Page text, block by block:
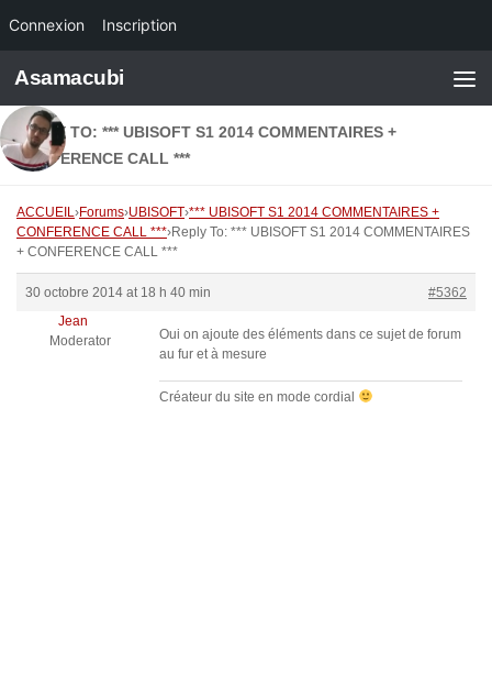
Connexion Inscription
Skip to content
Asamacubi
REPLY TO: *** UBISOFT S1 2014 COMMENTAIRES +
CONFERENCE CALL ***
ACCUEIL›Forums›UBISOFT›*** UBISOFT S1 2014 COMMENTAIRES +
CONFERENCE CALL ***›Reply To: *** UBISOFT S1 2014 COMMENTAIRES
+ CONFERENCE CALL ***
30 octobre 2014 at 18 h 40 min
#5362
Jean
Moderator
Oui on ajoute des éléments dans ce sujet de forum
au fur et à mesure
Créateur du site en mode cordial